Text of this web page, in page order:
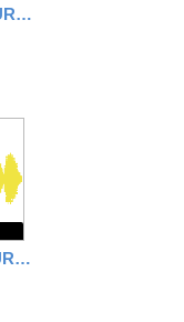
RADIOTEATRO: EL RESTAURANTE DE LOS MONSTRUOS
RADIOTEATRO: LA AVENTURA EN EL RELOJ DEL TIEMPO